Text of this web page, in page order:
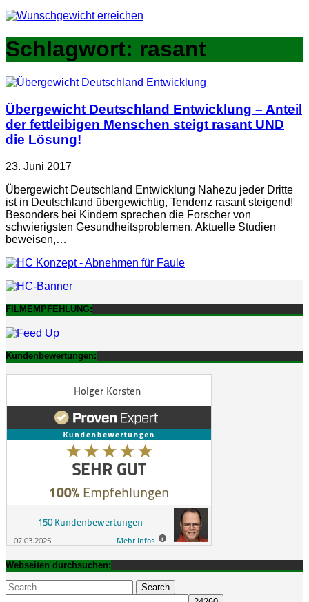
Schlagwort: rasant
Übergewicht Deutschland Entwicklung – Anteil
der fettleibigen Menschen steigt rasant UND
die Lösung!
23. Juni 2017
Übergewicht Deutschland Entwicklung Nahezu jeder Dritte
ist in Deutschland übergewichtig, Tendenz rasant steigend!
Besonders bei Kindern sprechen die Forscher von
schwierigsten Gesundheitsproblemen. Aktuelle Studien
beweisen,…
FILMEMPFEHLUNG:
Kundenbewertungen:
Webseiten durchsuchen:
Search
for: